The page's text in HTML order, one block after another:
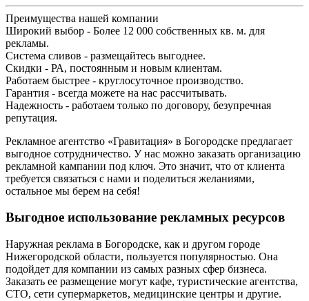
Преимущества нашей компании
Широкий выбор - Более 12 000 собственных кв. м. для
рекламы.
Система сливов - размещайтесь выгоднее.
Скидки - РА, постоянным и новым клиентам.
Работаем быстрее - круглосуточное производство.
Гарантия - всегда можете на нас рассчитывать.
Надежность - работаем только по договору, безупречная
репутация.
Рекламное агентство «Гравитация» в Богородске предлагает
выгодное сотрудничество. У нас можно заказать организацию
рекламной кампании под ключ. Это значит, что от клиента
требуется связаться с нами и поделиться желаниями,
остальное мы берем на себя!
Выгодное использование рекламных ресурсов
Наружная реклама в Богородске, как и другом городе
Нижегородской области, пользуется популярностью. Она
подойдет для компании из самых разных сфер бизнеса.
Заказать ее размещение могут кафе, туристические агентства,
СТО, сети супермаркетов, медицинские центры и другие.